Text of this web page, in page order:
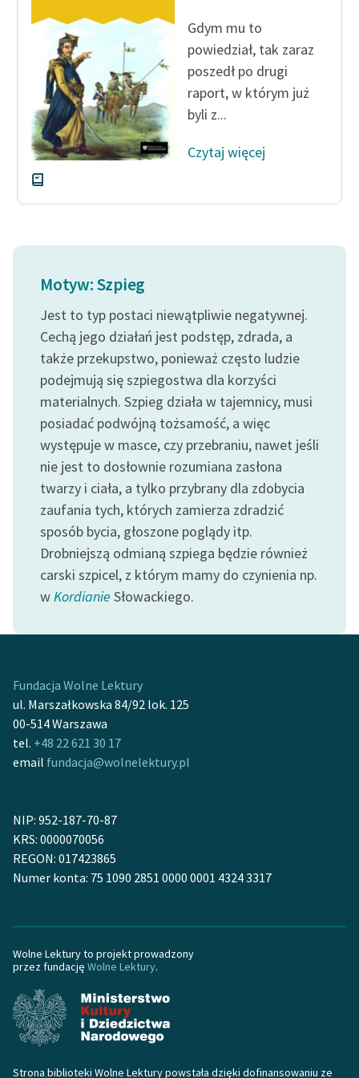
feministycznej
Ręce pełne poezji
Kolekcje edukacyjne
twórców przechodzących
do domeny publicznej,
lektur szkolnych oraz
Starego Testamentu
Odkurzamy bohaterów
O nas
Kontakt
O projekcie
Zasady wykorzystania
Wolnych Lektur
Logotypy
Materiały promocyjne
Polityka prywatności
Regulamin biblioteki
sprawozdania finansowe
Informacja o treściach
wrażliwych
Deklaracja dostępności
Gdym mu to
powiedział, tak zaraz
poszedł po drugi
raport, w którym już
byli z...
Czytaj więcej
Motyw: Szpieg
Jest to typ postaci niewątpliwie negatywnej.
Cechą jego działań jest podstęp, zdrada, a
także przekupstwo, ponieważ często ludzie
podejmują się szpiegostwa dla korzyści
materialnych. Szpieg działa w tajemnicy, musi
posiadać podwójną tożsamość, a więc
występuje w masce, czy przebraniu, nawet jeśli
nie jest to dosłownie rozumiana zasłona
twarzy i ciała, a tylko przybrany dla zdobycia
zaufania tych, których zamierza zdradzić
sposób bycia, głoszone poglądy itp.
Drobniejszą odmianą szpiega będzie również
carski szpicel, z którym mamy do czynienia np.
wKordianie Słowackiego.
Fundacja Wolne Lektury
ul. Marszałkowska 84/92 lok. 125
00-514 Warszawa
tel. +48 22 621 30 17
email fundacja@wolnelektury.pl
NIP: 952-187-70-87
KRS: 0000070056
REGON: 017423865
Numer konta: 75 1090 2851 0000 0001 4324 3317
Wolne Lektury to projekt prowadzony
przez fundację Wolne Lektury.
Strona biblioteki Wolne Lektury powstała dzięki dofinansowaniu ze